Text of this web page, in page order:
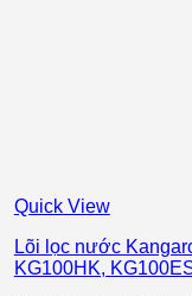
Quick View
Lõi lọc nước
KG100HK,